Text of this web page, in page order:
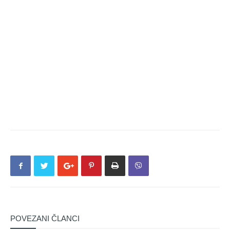
POVEZANI ČLANCI